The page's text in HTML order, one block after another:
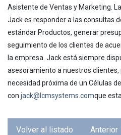
Asistente de Ventas y Marketing.
Jack es responder a las consultas
estándar Productos, generar
seguimiento de los clientes de
la empresa. Jack está siempre
asesoramiento a nuestros clientes,
necesidad próxima de un Células
con jack@lcmsystems.comque
Volver al listado Anterior